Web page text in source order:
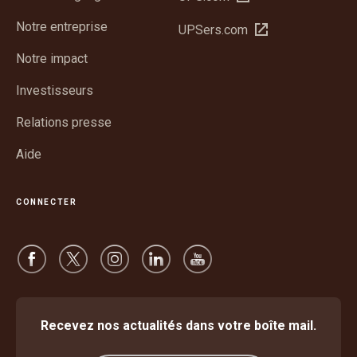
Notre entreprise
Notre impact
Investisseurs
Relations presse
Aide
une
UPSers.com Ouvrir
CONNECTER
Recevez nos actualités dans votre boîte mail.